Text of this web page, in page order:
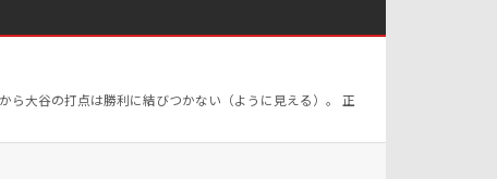
ら大谷の打点は勝利に結びつかない（ように見える）。 正